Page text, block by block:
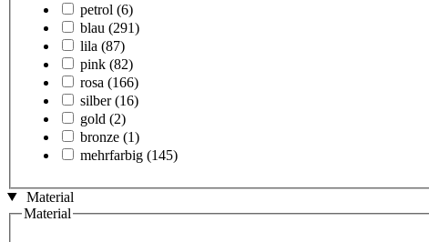
petrol (6)
blau (291)
lila (87)
pink (82)
rosa (166)
silber (16)
gold (2)
bronze (1)
mehrfarbig (145)
Material
Material